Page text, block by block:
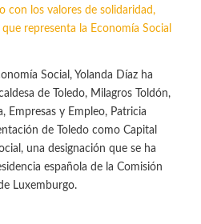
con los valores de solidaridad,
representa la Economía Social
Social, Yolanda Díaz ha
de Toledo, Milagros Toldón,
Empresas y Empleo, Patricia
de Toledo como Capital
una designación que se ha
española de la Comisión
Luxemburgo.